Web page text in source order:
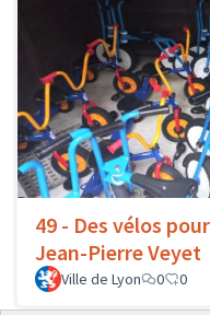
49 - Des vélos
Jean-Pierre Veyet
Ville de Lyon 0 0